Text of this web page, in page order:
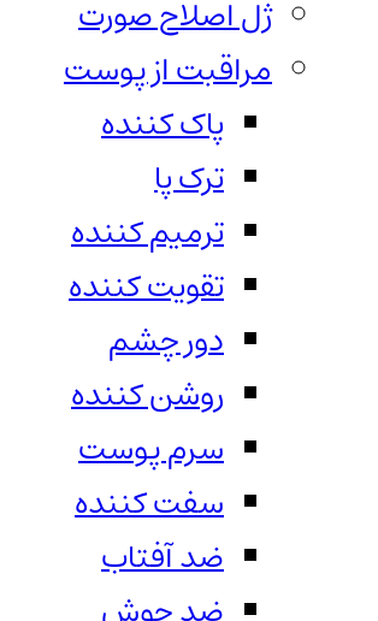
ژل اصلاح صورت
مراقبت از پوست
پاک کننده
ترک پا
ترمیم کننده
تقویت کننده
دور چشم
روشن کننده
سرم پوست
سفت کننده
ضد آفتاب